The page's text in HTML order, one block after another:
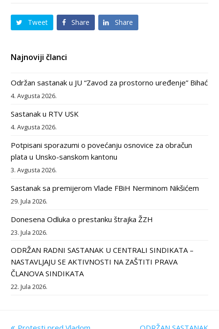
Tweet Share Share
Najnoviji članci
Održan sastanak u JU “Zavod za prostorno uređenje” Bihać
4. Avgusta 2026.
Sastanak u RTV USK
4. Avgusta 2026.
Potpisani sporazumi o povećanju osnovice za obračun
plata u Unsko-sanskom kantonu
3. Avgusta 2026.
Sastanak sa premijerom Vlade FBiH Nerminom Nikšićem
29. Jula 2026.
Donesena Odluka o prestanku štrajka ŽZH
23. Jula 2026.
ODRŽAN RADNI SASTANAK U CENTRALI SINDIKATA –
NASTAVLJAJU SE AKTIVNOSTI NA ZAŠTITI PRAVA
ČLANOVA SINDIKATA
22. Jula 2026.